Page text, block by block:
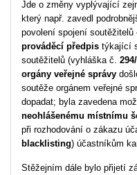
Jde o změny vyplývající
který např. zavedl
povolení spojení
prováděcí předpis týkající
soutěžitelů (vyhláška č.
orgány veřejné správy
soutěže orgánem veřejné
dopadat; byla zavedena
neohlášenému místnímu
při rozhodování o zákazu
blacklisting) účastníkům
Stěžejním dále bylo přijetí